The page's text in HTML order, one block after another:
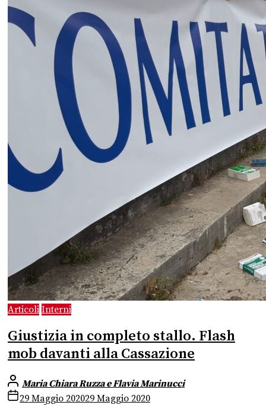
Articoli Interni
Giustizia in completo stallo. Flash
mob davanti alla Cassazione
Maria Chiara Ruzza e Flavia Marinucci
29 Maggio 202029 Maggio 2020